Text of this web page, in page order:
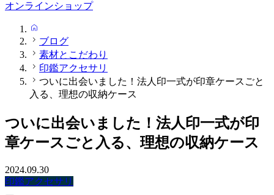
オンラインショップ
ブログ
素材とこだわり
印鑑アクセサリ
ついに出会いました！法人印一式が印章ケースごと
入る、理想の収納ケース
ついに出会いました！法人印一式が印
章ケースごと入る、理想の収納ケース
2024.09.30
印鑑アクセサリ